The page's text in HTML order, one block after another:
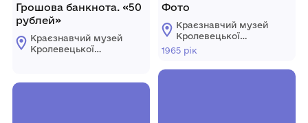
Грошова банкнота. «50
рублей»
Краєзнавчий музей
Кролевецької
Фото
Краєзнавчий музей
Кролевецької
міської ради
1965 рік